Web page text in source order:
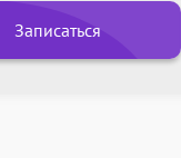
Записаться